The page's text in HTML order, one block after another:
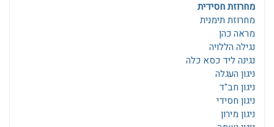
מחרוזת חסידית
מחרוזת תימנית
מראה כהן
נגילה הללויה
נגינה ליד כסא כלה
ניגון העגלה
ניגון חב"ד
ניגון חסידי
ניגון מירון